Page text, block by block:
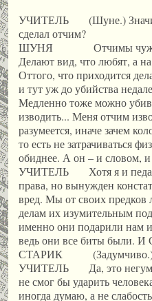
УЧИТЕЛЬ (Шуне.) Значит,
сделал отчим?
ШУНЯ Отчимы чужих
Делают вид, что любят, а
Оттого, что приходится
и тут уж до убийства
Медленно тоже можно
изводить... Меня отчим
разумеется, иначе зачем
то есть не затрачиваться
обиднее. А он – и словом, и
УЧИТЕЛЬ Хотя я и
права, но вынужден
вред. Мы от своих предков
делам их изумительным
именно они подарили нам
ведь они все биты были.
СТАРИК (Задумчиво.)
УЧИТЕЛЬ Да, это
не смог бы ударить
иногда думаю, а не